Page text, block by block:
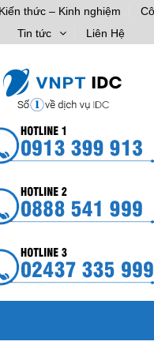
Kiến thức – Kinh nghiệm
Tin tức
Liên Hệ